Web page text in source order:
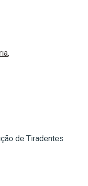
de Tiradentes